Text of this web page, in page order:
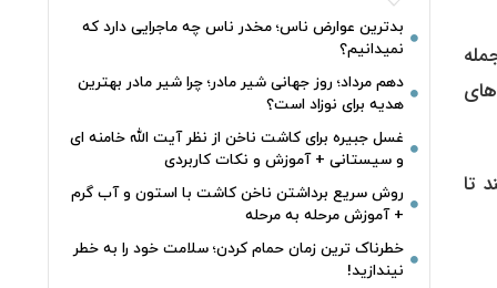
دوشنبه ۲۴ فروردین ۱۴۰۵، قیمت‌های
تا
بدترین عوارض ناس؛ مخدر ناس چه ماجرایی دارد که
نمیدانیم؟
دهم مرداد؛ روز جهانی شیر مادر؛ چرا شیر مادر بهترین
هدیه برای نوزاد است؟
غسل جبیره برای کاشت ناخن از نظر آیت الله خامنه ای
و سیستانی + آموزش و نکات کاربردی
روش سریع برداشتن ناخن کاشت با استون و آب گرم
+ آموزش مرحله به مرحله
خطرناک‌ ترین زمان‌ حمام کردن؛ سلامت خود را به خطر
نیندازید!